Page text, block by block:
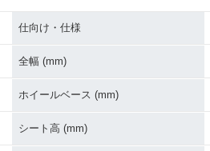
仕向け・仕様
全幅 (mm)
ホイールベース (mm)
シート高 (mm)